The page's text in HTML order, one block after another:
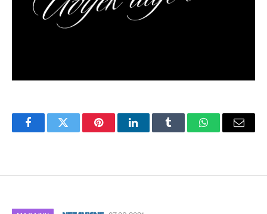
FacebookTwitter PinterestLinkedInTumblr WhatsAppEmail